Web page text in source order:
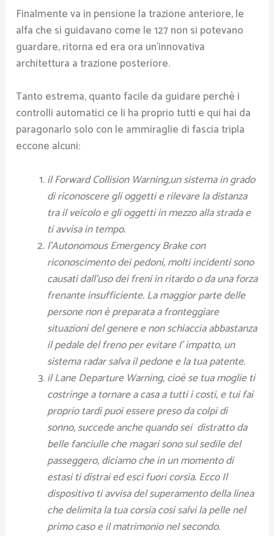
Finalmente va in pensione la trazione anteriore, le
alfa che si guidavano come le 127 non si potevano
guardare, ritorna ed era ora un’innovativa
architettura a trazione posteriore.
Tanto estrema, quanto facile da guidare perchè i
controlli automatici ce li ha proprio tutti e qui hai da
paragonarlo solo con le ammiraglie di fascia tripla
eccone alcuni:
il Forward Collision Warning,un sistema in grado
di riconoscere gli oggetti e rilevare la distanza
tra il veicolo e gli oggetti in mezzo alla strada e
ti avvisa in tempo.
l’Autonomous Emergency Brake con
riconoscimento dei pedoni, molti incidenti sono
causati dall’uso dei freni in ritardo o da una forza
frenante insufficiente. La maggior parte delle
persone non è preparata a fronteggiare
situazioni del genere e non schiaccia abbastanza
il pedale del freno per evitare l’ impatto, un
sistema radar salva il pedone e la tua patente.
il Lane Departure Warning, cioè se tua moglie ti
costringe a tornare a casa a tutti i costi, e tui fai
proprio tardi puoi essere preso da colpi di
sonno, succede anche quando sei distratto da
belle fanciulle che magari sono sul sedile del
passeggero, diciamo che in un momento di
estasi ti distrai ed esci fuori corsia. Ecco Il
dispositivo ti avvisa del superamento della linea
che delimita la tua corsia cosi salvi la pelle nel
primo caso e il matrimonio nel secondo.